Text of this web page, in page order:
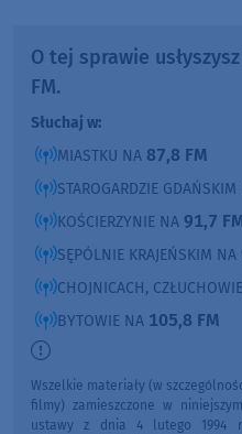
O tej sprawie
FM.
Słuchaj w:
MIASTKU NA 87,8 FM
STAROGARDZIE GDAŃSKIM
KOŚCIERZYNIE NA 91,7
SĘPÓLNIE KRAJEŃSKIM NA
CHOJNICACH,
BYTOWIE NA 105,8 FM
Wszelkie materiały (w
filmy) zamieszczone w
ustawy z dnia 4 lutego 1994